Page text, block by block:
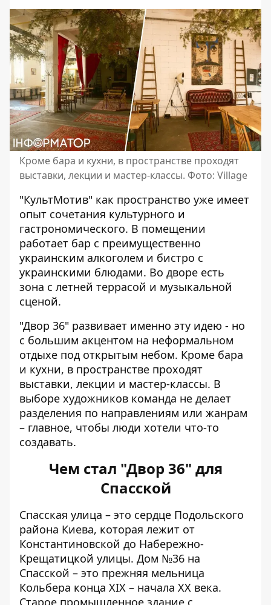
Кроме бара и кухни, в пространстве проходят
выставки, лекции и мастер-классы. Фото: Village
"КультМотив" как пространство уже имеет
опыт сочетания культурного и
гастрономического. В помещении
работает бар с преимущественно
украинским алкоголем и бистро с
украинскими блюдами. Во дворе есть
зона с летней террасой и музыкальной
сценой.
"Двор 36" развивает именно эту идею - но
с большим акцентом на неформальном
отдыхе под открытым небом. Кроме бара
и кухни, в пространстве проходят
выставки, лекции и мастер-классы. В
выборе художников команда не делает
разделения по направлениям или жанрам
– главное, чтобы люди хотели что-то
создавать.
Чем стал "Двор 36" для
Спасской
Спасская улица – это сердце Подольского
района Киева, которая лежит от
Константиновской до Набережно-
Крещатицкой улицы. Дом №36 на
Спасской – это прежняя мельница
Кольбера конца XIX – начала XX века.
Старое промышленное здание с